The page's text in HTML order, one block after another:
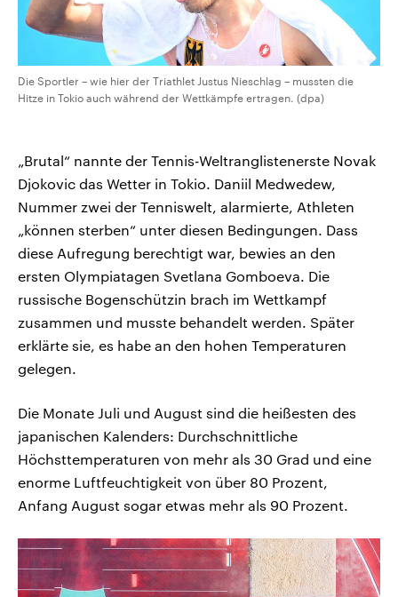
Die Sportler – wie hier der Triathlet Justus Nieschlag – mussten die
Hitze in Tokio auch während der Wettkämpfe ertragen. (dpa)
„Brutal“ nannte der Tennis-Weltranglistenerste Novak
Djokovic das Wetter in Tokio. Daniil Medwedew,
Nummer zwei der Tenniswelt, alarmierte, Athleten
„können sterben“ unter diesen Bedingungen. Dass
diese Aufregung berechtigt war, bewies an den
ersten Olympiatagen Svetlana Gomboeva. Die
russische Bogenschützin brach im Wettkampf
zusammen und musste behandelt werden. Später
erklärte sie, es habe an den hohen Temperaturen
gelegen.
Die Monate Juli und August sind die heißesten des
japanischen Kalenders: Durchschnittliche
Höchsttemperaturen von mehr als 30 Grad und eine
enorme Luftfeuchtigkeit von über 80 Prozent,
Anfang August sogar etwas mehr als 90 Prozent.